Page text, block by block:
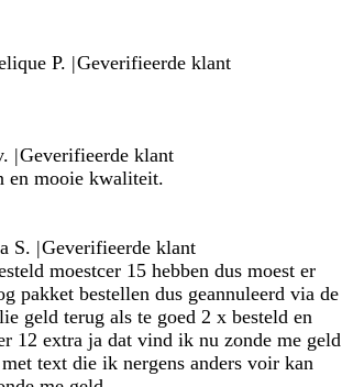
P. |Geverifieerde klant
|Geverifieerde klant
en mooie kwaliteit.
S. |Geverifieerde klant
moestcer 15 hebben dus moest er
pakket bestellen dus geannuleerd via de
geld terug als te goed 2 x besteld en
12 extra ja dat vind ik nu zonde me geld
text die ik nergens anders voir kan